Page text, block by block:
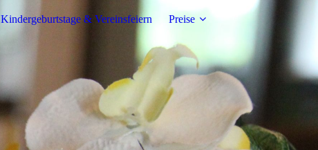
Kindergeburtstage & Vereinsfeiern Preise